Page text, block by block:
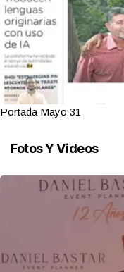
Portada Mayo 31
Fotos Y Videos